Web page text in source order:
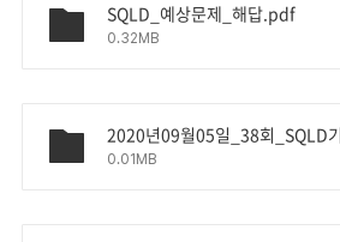
SQLD_예상문제_해답.pdf
0.32MB
0.01MB